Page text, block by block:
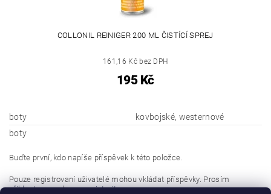
COLLONIL REINIGER 200 ML ČISTÍCÍ SPREJ
161,16 Kč bez DPH
195 Kč
boty
kovbojské, westernové
boty
Buďte první, kdo napíše příspěvek k této položce.
Pouze registrovaní uživatelé mohou vkládat příspěvky. Prosím
přihlaste senebo seregistrujte.